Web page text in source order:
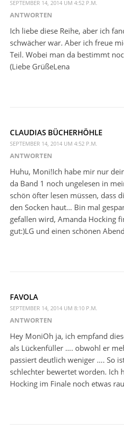
SEPTEMBER 14, 2014 UM 4:52 P.M.
ANTWORTEN
Ich liebe diese Reihe, aber ich
schwächer war. Aber ich freue
Teil. Wobei man da bestimmt
(Liebe GrüßeLena
CLAUDIAS BÜCHERHÖHLE
SEPTEMBER 14, 2014 UM 4:52 P.M.
ANTWORTEN
Huhu, Moni!Ich habe mir nur
da Band 1 noch ungelesen in
schön öfter lesen müssen, dass
den Socken haut… Bin mal
gefallen wird, Amanda Hocking
gut:)LG und einen schönen
FAVOLA
SEPTEMBER 14, 2014 UM 8:10 P.M.
ANTWORTEN
Hey MoniOh ja, ich empfand
als Lückenfüller …. obwohl er
passiert deutlich weniger …. So
schlechter bewertet worden. Ich
Hocking im Finale noch etwas